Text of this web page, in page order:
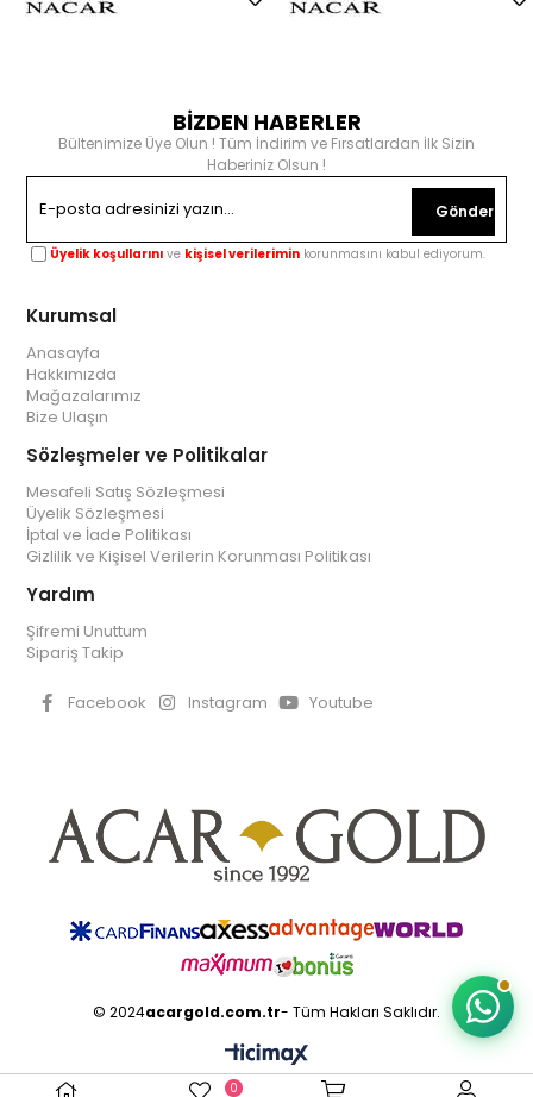
BİZDEN HABERLER
Bültenimize Üye Olun ! Tüm İndirim ve Fırsatlardan İlk Sizin
Haberiniz Olsun !
Gönder
Üyelik koşullarını ve kişisel verilerimin korunmasını kabul ediyorum.
Kurumsal
Anasayfa
Hakkımızda
Mağazalarımız
Bize Ulaşın
Sözleşmeler ve Politikalar
Mesafeli Satış Sözleşmesi
Üyelik Sözleşmesi
İptal ve İade Politikası
Gizlilik ve Kişisel Verilerin Korunması Politikası
Yardım
Şifremi Unuttum
Sipariş Takip
Facebook Instagram Youtube
© 2024acargold.com.tr- Tüm Hakları Saklıdır.
0